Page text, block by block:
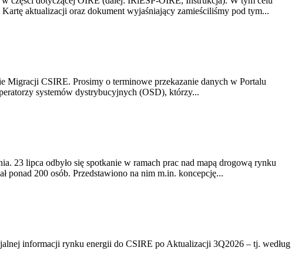
aktualizacji oraz dokument wyjaśniający zamieściliśmy pod tym...
Migracji CSIRE. Prosimy o terminowe przekazanie danych w Portalu
systemów dystrybucyjnych (OSD), którzy...
23 lipca odbyło się spotkanie w ramach prac nad mapą drogową rynku
ponad 200 osób. Przedstawiono na nim m.in. koncepcję...
informacji rynku energii do CSIRE po Aktualizacji 3Q2026 – tj. według